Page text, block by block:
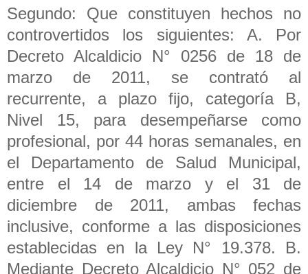
Segundo: Que constituyen hechos no
controvertidos los siguientes: A. Por
Decreto Alcaldicio N° 0256 de 18 de
marzo de 2011, se contrató al
recurrente, a plazo fijo, categoría B,
Nivel 15, para desempeñarse como
profesional, por 44 horas semanales, en
el Departamento de Salud Municipal,
entre el 14 de marzo y el 31 de
diciembre de 2011, ambas fechas
inclusive, conforme a las disposiciones
establecidas en la Ley N° 19.378. B.
Mediante Decreto Alcaldicio N° 052 de